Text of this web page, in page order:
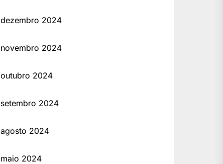
dezembro 2024
novembro 2024
outubro 2024
setembro 2024
agosto 2024
maio 2024